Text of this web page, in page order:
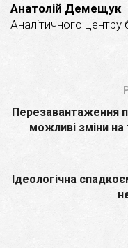
Анатолій Демещук
Аналітичного
Перезавантаження
можливі зміни на
Ідеологічна